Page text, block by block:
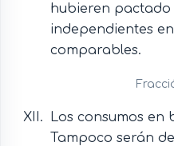
hubieren
independientes
comparables.
Los consumos en
Tampoco serán